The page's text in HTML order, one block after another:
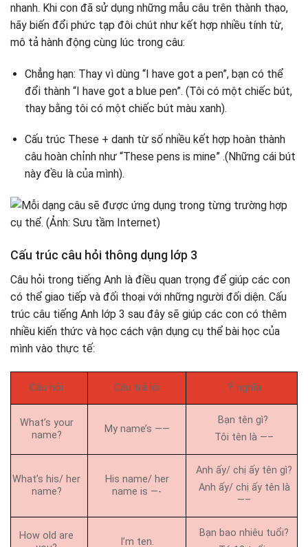
nhanh. Khi con đã sử dụng những mẫu câu trên thành thạo,
hãy biến đổi phức tạp đôi chút như kết hợp nhiều tính từ,
mô tả hành động cùng lúc trong câu:
Chẳng hạn: Thay vì dùng “I have got a pen”, bạn có thể
đổi thành “I have got a blue pen”. (Tôi có một chiếc bút,
thay bằng tôi có một chiếc bút màu xanh).
Cấu trúc These + danh từ số nhiều kết hợp hoàn thành
câu hoàn chỉnh như “These pens is mine” .(Những cái bút
này đều là của mình).
Cấu trúc câu hỏi thông dụng lớp 3
Câu hỏi trong tiếng Anh là điều quan trọng để giúp các con
có thể giao tiếp và đối thoại với những người đối diện. Cấu
trúc câu tiếng Anh lớp 3 sau đây sẽ giúp các con có thêm
nhiều kiến thức và học cách vận dụng cụ thể bài học của
mình vào thực tế:
Câu hỏi Câu trả lời Ý nghĩa
What’s your
name?
My name’s ——
Bạn tên gì?
Tôi tên là —–
What’s his/ her
name?
His name/ her
name is —-
Anh ấy/ chị ấy tên gì?
Anh ấy/ chị ấy tên là
—–
How old are
I’m ten.
Bạn bao nhiêu tuổi?